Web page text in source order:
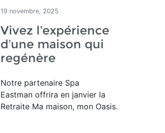
19 novembre, 2025
Vivez l’expérience
d’une maison qui
regénère
Notre partenaire Spa
Eastman offrira en janvier la
Retraite Ma maison, mon Oasis.